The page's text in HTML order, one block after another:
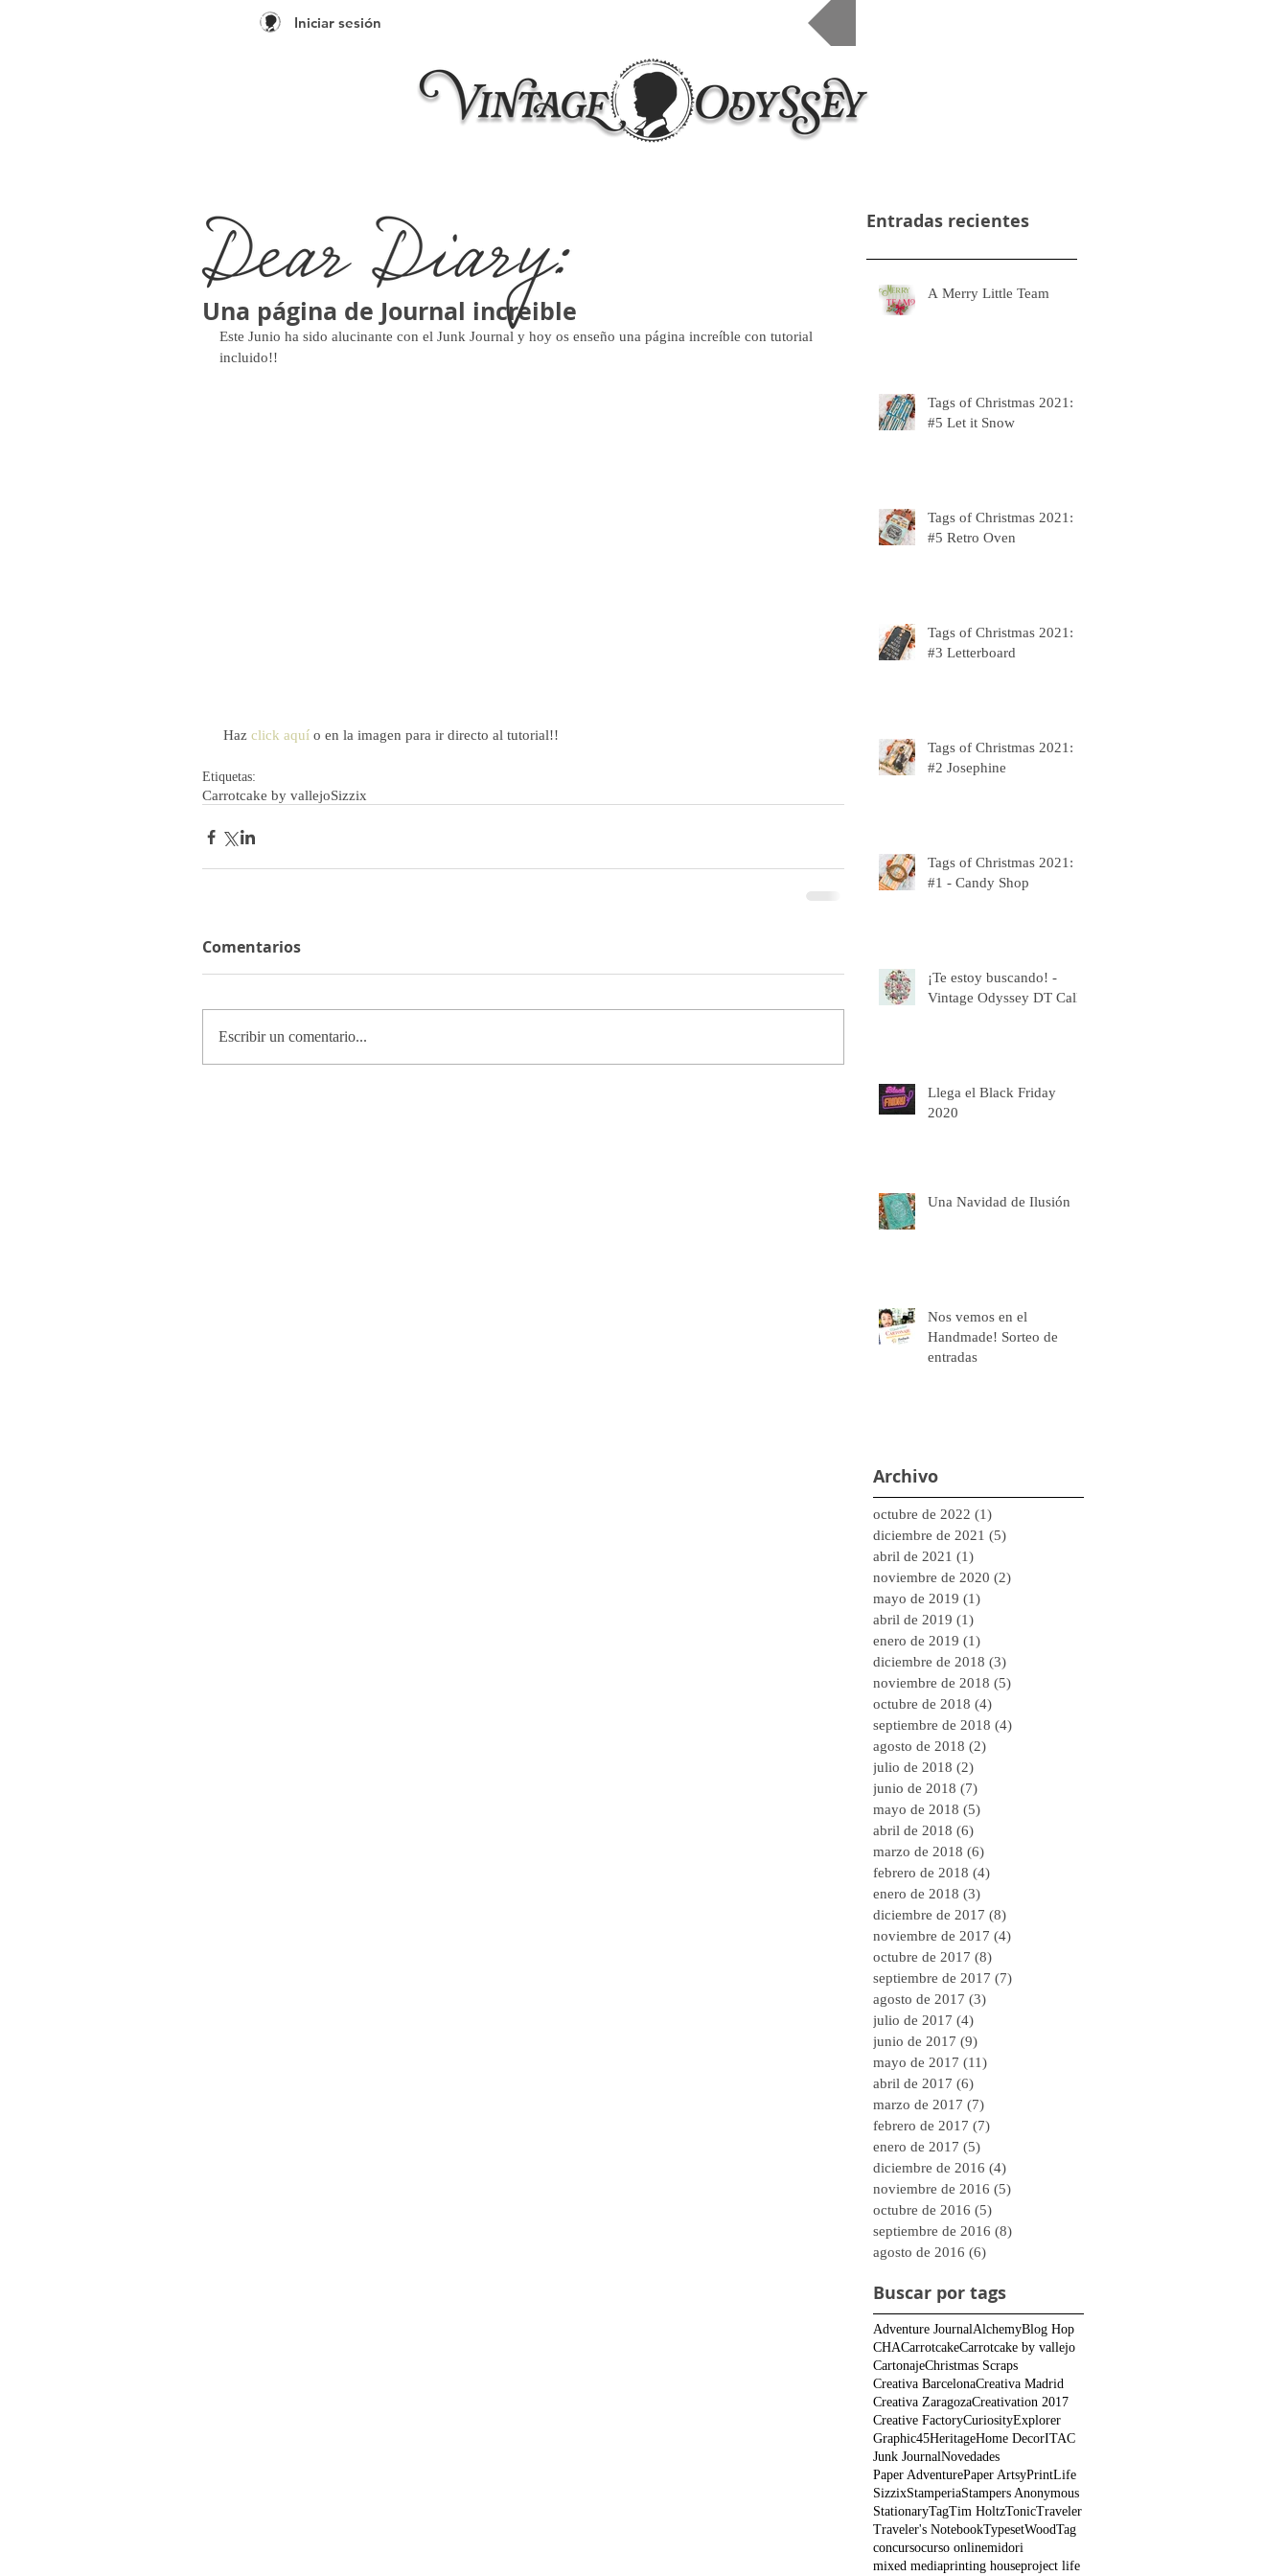
Iniciar sesión
Una página de Journal increible
Este Junio ha sido alucinante con el Junk Journal y hoy os enseño una página increíble con tutorial
incluido!!
Haz click aquí o en la imagen para ir directo al tutorial!!
Etiquetas:
Carrotcake by vallejoSizzix
Comentarios
Escribir un comentario...
Entradas recientes
A Merry Little Team
Tags of Christmas 2021:
#5 Let it Snow
Tags of Christmas 2021:
#5 Retro Oven
Tags of Christmas 2021:
#3 Letterboard
Tags of Christmas 2021:
#2 Josephine
Tags of Christmas 2021:
#1 - Candy Shop
¡Te estoy buscando! -
Vintage Odyssey DT Call
Llega el Black Friday
2020
Una Navidad de Ilusión
Nos vemos en el
Handmade! Sorteo de
entradas
Archivo
octubre de 2022 (1)
diciembre de 2021 (5)
abril de 2021 (1)
noviembre de 2020 (2)
mayo de 2019 (1)
abril de 2019 (1)
enero de 2019 (1)
diciembre de 2018 (3)
noviembre de 2018 (5)
octubre de 2018 (4)
septiembre de 2018 (4)
agosto de 2018 (2)
julio de 2018 (2)
junio de 2018 (7)
mayo de 2018 (5)
abril de 2018 (6)
marzo de 2018 (6)
febrero de 2018 (4)
enero de 2018 (3)
diciembre de 2017 (8)
noviembre de 2017 (4)
octubre de 2017 (8)
septiembre de 2017 (7)
agosto de 2017 (3)
julio de 2017 (4)
junio de 2017 (9)
mayo de 2017 (11)
abril de 2017 (6)
marzo de 2017 (7)
febrero de 2017 (7)
enero de 2017 (5)
diciembre de 2016 (4)
noviembre de 2016 (5)
octubre de 2016 (5)
septiembre de 2016 (8)
agosto de 2016 (6)
Buscar por tags
Adventure JournalAlchemyBlog Hop
CHACarrotcakeCarrotcake by vallejo
CartonajeChristmas Scraps
Creativa BarcelonaCreativa Madrid
Creativa ZaragozaCreativation 2017
Creative FactoryCuriosityExplorer
Graphic45HeritageHome DecorITAC
Junk JournalNovedades
Paper AdventurePaper ArtsyPrintLife
SizzixStamperiaStampers Anonymous
StationaryTagTim HoltzTonicTraveler
Traveler's NotebookTypesetWoodTag
concursocurso onlinemidori
mixed mediaprinting houseproject life